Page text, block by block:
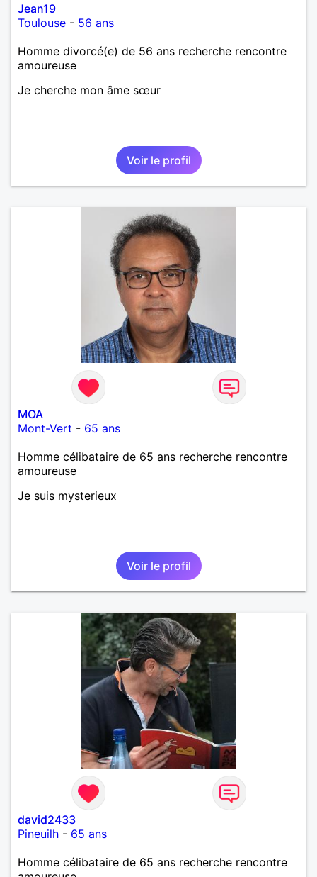
Jean19
Toulouse - 56 ans
Homme divorcé(e) de 56 ans recherche rencontre
amoureuse
Je cherche mon âme sœur
Voir le profil
MOA
Mont-Vert - 65 ans
Homme célibataire de 65 ans recherche rencontre
amoureuse
Je suis mysterieux
Voir le profil
david2433
Pineuilh - 65 ans
Homme célibataire de 65 ans recherche rencontre